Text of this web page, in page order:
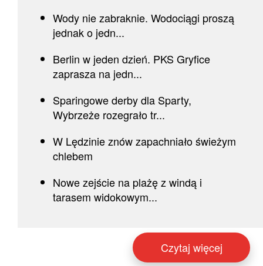
Wody nie zabraknie. Wodociągi proszą
jednak o jedn...
Berlin w jeden dzień. PKS Gryfice
zaprasza na jedn...
Sparingowe derby dla Sparty,
Wybrzeże rozegrało tr...
W Lędzinie znów zapachniało świeżym
chlebem
Nowe zejście na plażę z windą i
tarasem widokowym...
Czytaj więcej